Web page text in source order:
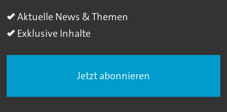
Aktuelle News & Themen
Exklusive Inhalte
Jetzt abonnieren